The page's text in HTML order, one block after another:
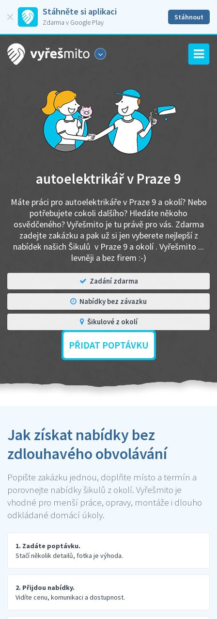
Stáhněte si aplikaci
Zdarma v Google Play
Stáhnout
autoelektrikář v Praze 9
Máte práci pro autoelektrikáře v Praze 9 a okolí? Nebo
potřebujete cokoli dalšího? Hledáte někoho
osvědčeného? Vyřešmito je tu právě pro vás. Zdarma
zadejte zakázku a pak už si jen vyberete nejlepší z
nabídek našich Šikulů v Praze 9 a okolí . Vyřešmito ...
levněji a bez firem :-)
Zadání zdarma
Nabídky bez závazku
Šikulové z okolí
PŘIDAT POPTÁVKU
Jak získat nabídky bez
zdlouhavého obvolávání
Popište zakázku jednou, doplňte místo a termín a
porovnejte nabídky šikulů z okolí. Vyřešmito je
vhodné pro menší práce, opravy, montáže i dlouho
odkládané domácí úkoly.
1. Zadáte poptávku.
Stačí několik detailů, fotka je výhoda.
2. Přijdou nabídky.
Vidíte cenu, komunikaci a dostupnost.